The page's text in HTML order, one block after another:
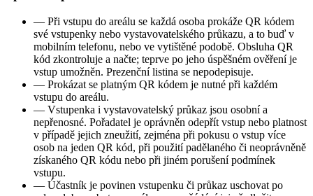
— Při vstupu do areálu se každá osoba prokáže QR kódem
své vstupenky nebo vystavovatelského průkazu, a to buď v
mobilním telefonu, nebo ve vytištěné podobě. Obsluha QR
kód zkontroluje a načte; teprve po jeho úspěšném ověření je
vstup umožněn. Prezenční listina se nepodepisuje.
— Prokázat se platným QR kódem je nutné při každém
vstupu do areálu.
— Vstupenka i vystavovatelský průkaz jsou osobní a
nepřenosné. Pořadatel je oprávněn odepřít vstup nebo platnost
v případě jejich zneužití, zejména při pokusu o vstup více
osob na jeden QR kód, při použití padělaného či neoprávněně
získaného QR kódu nebo při jiném porušení podmínek
vstupu.
— Účastník je povinen vstupenku či průkaz uschovat po